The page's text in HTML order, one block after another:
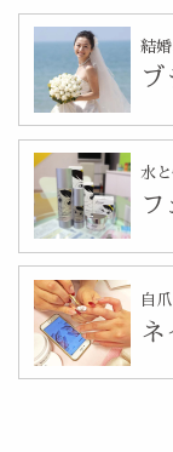
結
ブ
水
フ
自
ネ